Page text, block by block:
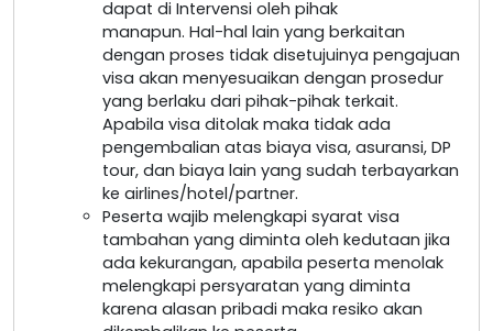
dapat di Intervensi oleh pihak
manapun. Hal-hal lain yang berkaitan
dengan proses tidak disetujuinya pengajuan
visa akan menyesuaikan dengan prosedur
yang berlaku dari pihak-pihak terkait.
Apabila visa ditolak maka tidak ada
pengembalian atas biaya visa, asuransi, DP
tour, dan biaya lain yang sudah terbayarkan
ke airlines/hotel/partner.
Peserta wajib melengkapi syarat visa
tambahan yang diminta oleh kedutaan jika
ada kekurangan, apabila peserta menolak
melengkapi persyaratan yang diminta
karena alasan pribadi maka resiko akan